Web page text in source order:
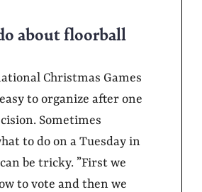
about floorball
Christmas Games
to organize after one
Sometimes
to do on a Tuesday in
be tricky. ”First we
to vote and then we